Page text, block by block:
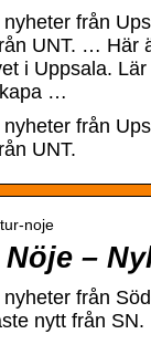
från
UNT. … Här
i Uppsala.
…
från
UNT.
noje
–
från
nytt från SN.